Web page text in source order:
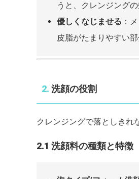
うと、クレンジング
優しくなじませる ：
皮脂がたまりやすい
2. 洗顔の役割
クレンジングで落としきれ
2.1 洗顔料の種類と特徴